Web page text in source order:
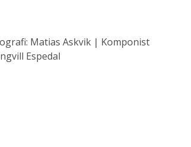
Matias Askvik | Komponist
Espedal